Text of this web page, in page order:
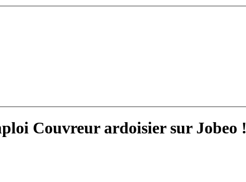
Couvreur ardoisier sur Jobeo !